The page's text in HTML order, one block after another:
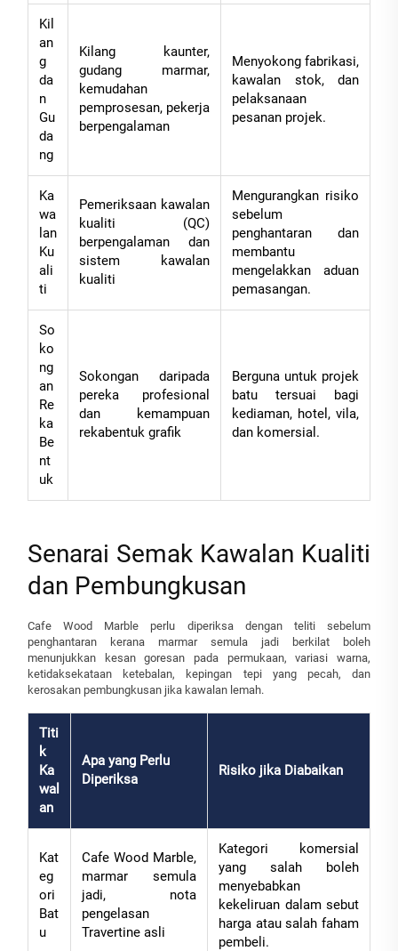
Kil
an
g
da
n
Gu
da
ng
Kilang kaunter,
gudang marmar,
kemudahan
pemprosesan, pekerja
berpengalaman
Menyokong fabrikasi,
kawalan stok, dan
pelaksanaan
pesanan projek.
Ka
wa
lan
Ku
ali
ti
Pemeriksaan kawalan
kualiti (QC)
berpengalaman dan
sistem kawalan
kualiti
Mengurangkan risiko
sebelum
penghantaran dan
membantu
mengelakkan aduan
pemasangan.
So
ko
ng
an
Re
ka
Be
nt
uk
Sokongan daripada
pereka profesional
dan kemampuan
rekabentuk grafik
Berguna untuk projek
batu tersuai bagi
kediaman, hotel, vila,
dan komersial.
Senarai Semak Kawalan Kualiti
dan Pembungkusan
Cafe Wood Marble perlu diperiksa dengan teliti sebelum
penghantaran kerana marmar semula jadi berkilat boleh
menunjukkan kesan goresan pada permukaan, variasi warna,
ketidaksekataan ketebalan, kepingan tepi yang pecah, dan
kerosakan pembungkusan jika kawalan lemah.
Titi
k
Ka
wal
an
Apa yang Perlu
Diperiksa
Risiko jika Diabaikan
Kat
eg
ori
Bat
u
Cafe Wood Marble,
marmar semula
jadi, nota
pengelasan
Travertine asli
Kategori komersial
yang salah boleh
menyebabkan
kekeliruan dalam sebut
harga atau salah faham
pembeli.